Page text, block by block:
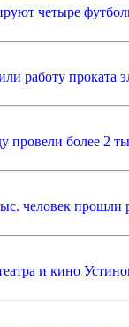
четыре
работу проката
провели более 2
человек прошли
и кино